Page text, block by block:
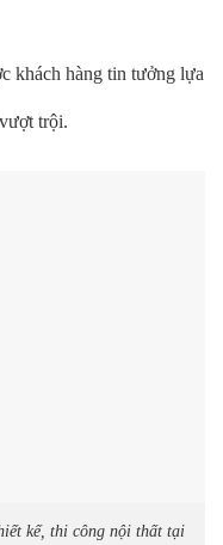
khách hàng tin tưởng lựa
trội.
kế, thi công nội thất tại